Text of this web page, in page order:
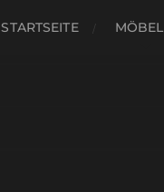
STARTSEITE MÖBEL